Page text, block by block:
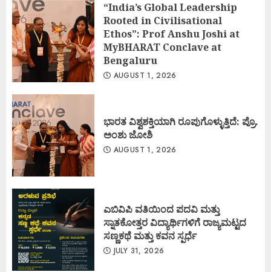
“India’s Global Leadership
Rooted in Civilisational
Ethos”: Prof Anshu Joshi at
MyBHARAT Conclave at
Bengaluru
AUGUST 1, 2026
ಭಾರತ ವಿಶ್ವಶಕ್ತಿಯಾಗಿ ರೂಪುಗೊಳ್ಳುತ್ತಿದೆ: ಪ್ರೊ.
ಅಂಶು ಜೋಶಿ
AUGUST 1, 2026
ಎಬಿವಿಪಿ ವತಿಯಿಂದ ಪದವಿ ಮತ್ತು
ಸ್ನಾತಕೋತ್ತರ ವಿದ್ಯಾರ್ಥಿಗಳಿಗೆ ರಾಜ್ಯಮಟ್ಟದ
ಸಣ್ಣಕಥೆ ಮತ್ತು ಕವನ ಸ್ಪರ್ಧೆ
JULY 31, 2026